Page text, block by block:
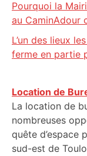
Pourquoi la
au CaminAdour
L’un des lieux
ferme en partie
Location de
La location de
nombreuses
quête d’espace
sud-est de